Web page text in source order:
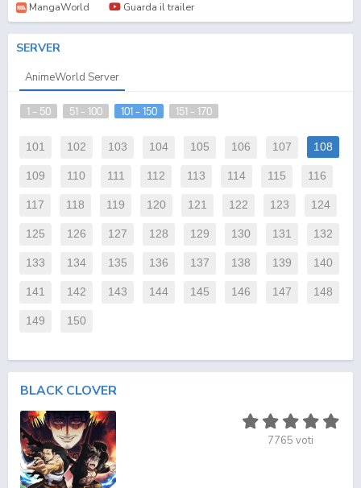
MangaWorld Guarda il trailer
SERVER
AnimeWorld Server
1 - 50 51 - 100 101 - 150 151 - 170
101 102 103 104 105 106 107 108
109 110 111 112 113 114 115 116
117 118 119 120 121 122 123 124
125 126 127 128 129 130 131 132
133 134 135 136 137 138 139 140
141 142 143 144 145 146 147 148
149 150
BLACK CLOVER
7765 voti